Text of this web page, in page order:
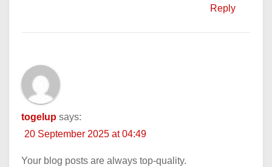
Reply
togelup says:
20 September 2025 at 04:49
Your blog posts are always top-quality.